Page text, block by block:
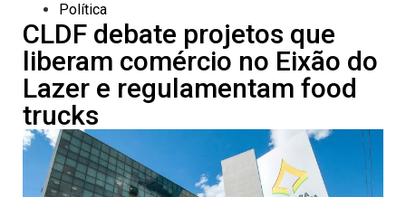
Política
CLDF debate projetos que
liberam comércio no Eixão do
Lazer e regulamentam food
trucks